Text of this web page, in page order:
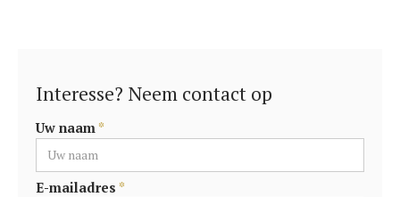
Interesse? Neem contact op
Uw naam *
E-mailadres *